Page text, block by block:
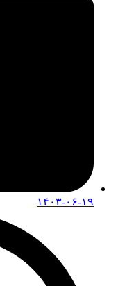
۱۴۰۳-۰۶-۱۹